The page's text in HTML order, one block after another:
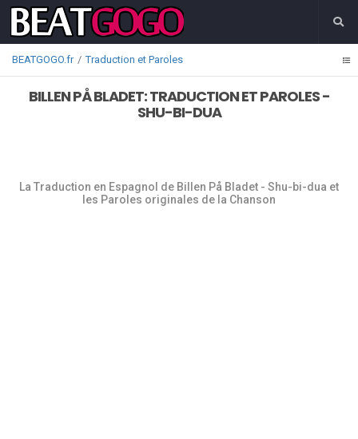
BEATGOGO.fr Traduction et Paroles
BILLEN PÅ BLADET: TRADUCTION ET PAROLES -
SHU-BI-DUA
La Traduction en Espagnol de Billen På Bladet - Shu-bi-dua et
les Paroles originales de la Chanson